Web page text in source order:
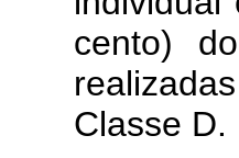
cento)
Classe D.